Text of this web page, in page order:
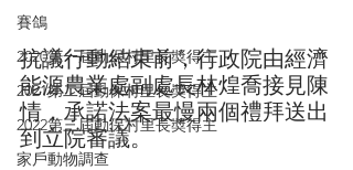
賽鴿
2020第一屆動保村里長奬得主
2021第二屆動保村里長奬得主
2022第三屆動保村里長奬得主
家戶動物調查
抗議行動結束前，行政院由經濟
能源農業處副處長林煌喬接見陳
情，承諾法案最慢兩個禮拜送出
到立院審議。